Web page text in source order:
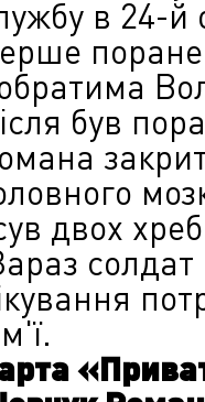
в 24-й
був
двох